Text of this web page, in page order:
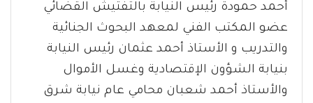
أحمد حمودة رئيس النيابة بالتفتيش القضائي
عضو المكتب الفني لمعهد البحوث الجنائية
والتدريب و الأستاذ أحمد عثمان رئيس النيابة
بنيابة الشؤون الإقتصادية وغسل الأموال
والأستاذ أحمد شعبان محامي عام نيابة شرق